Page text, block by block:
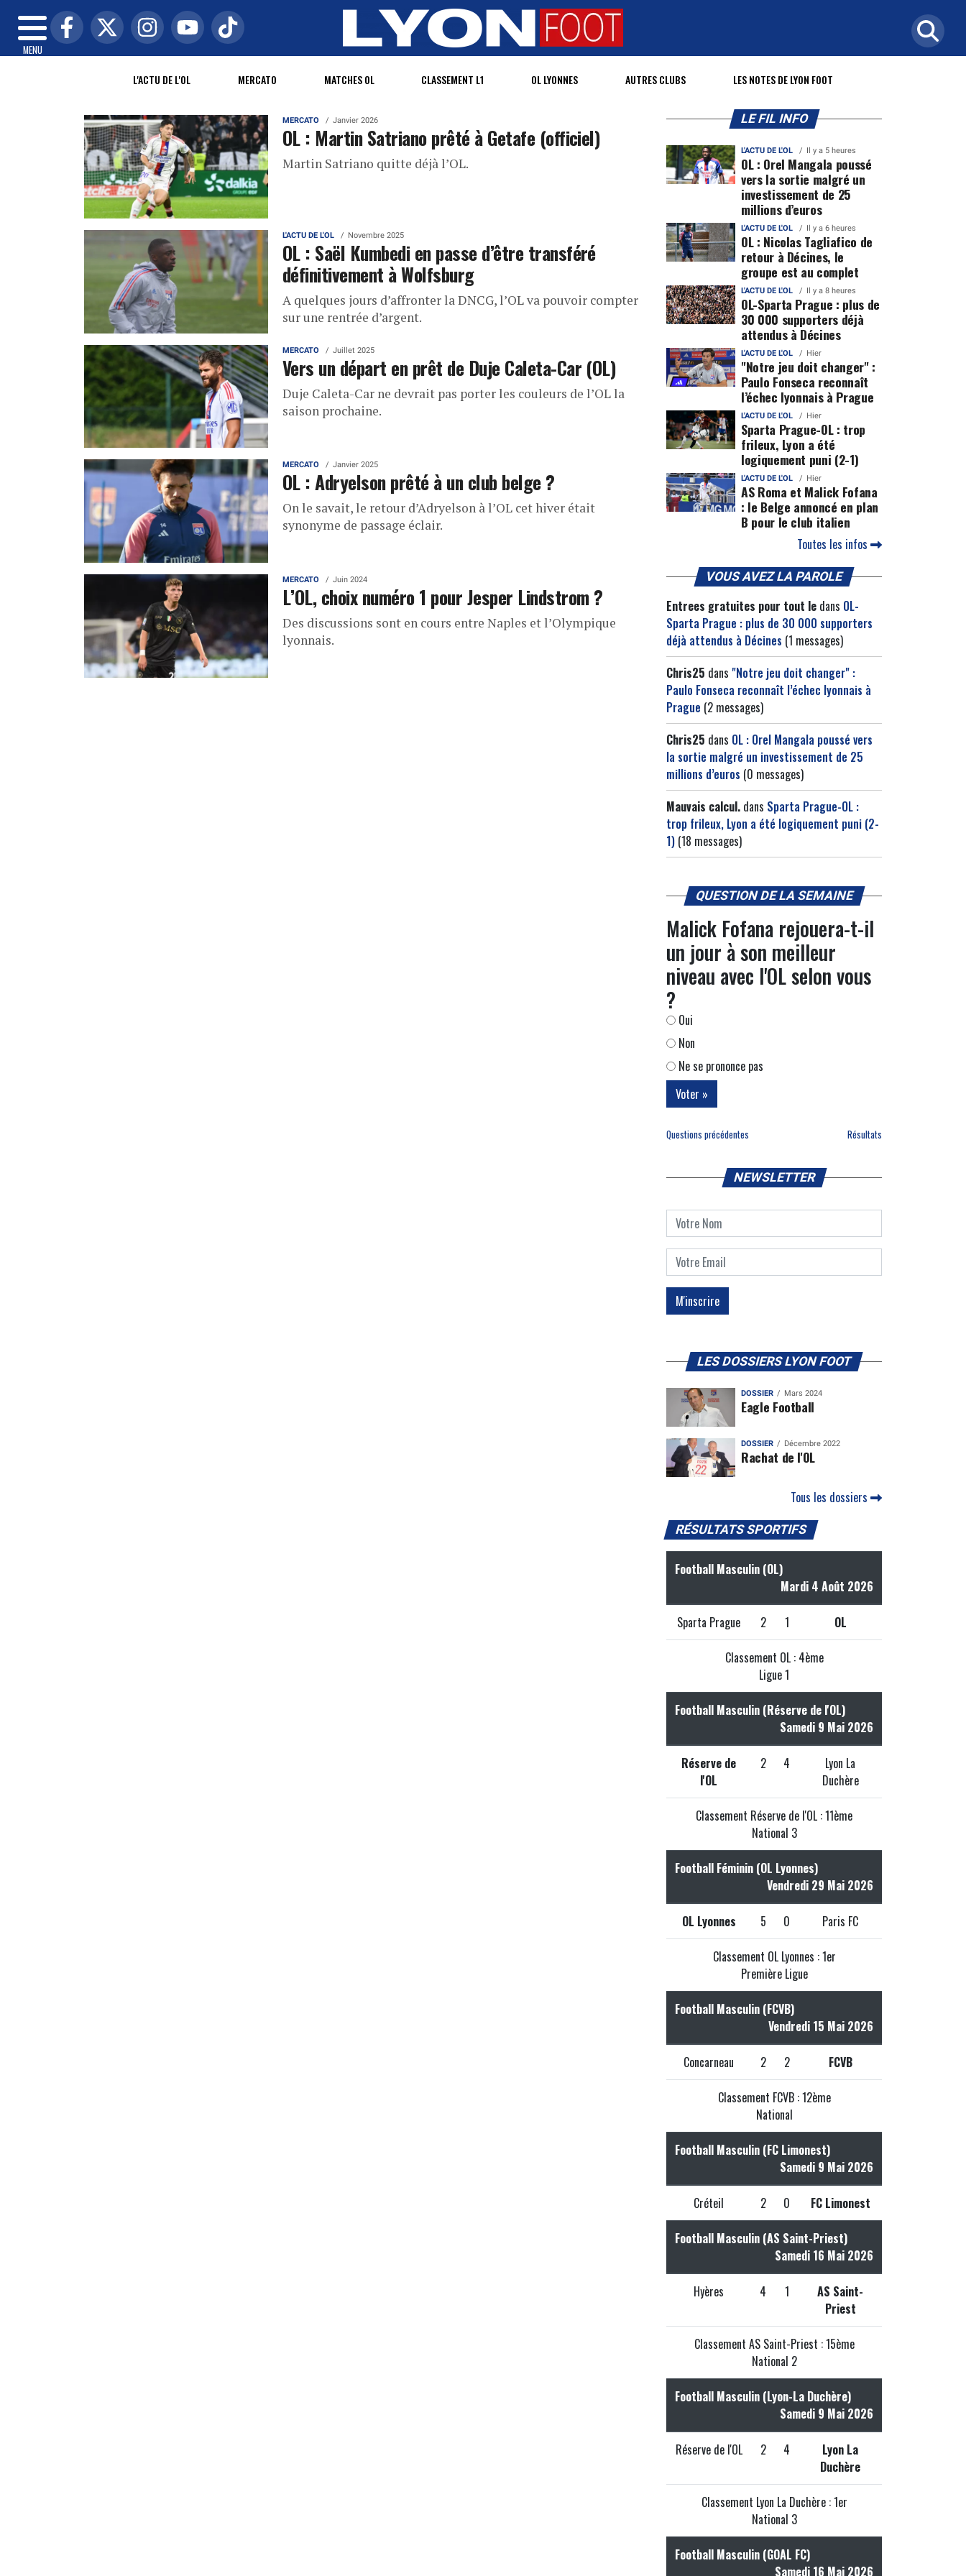
MENU
L'ACTU DE L'OL MERCATO MATCHES OL CLASSEMENT L1 OL LYONNES AUTRES CLUBS LES NOTES DE LYON FOOT
MERCATO Janvier 2026
OL : Martin Satriano prêté à Getafe (officiel)
Martin Satriano quitte déjà l’OL.
L'ACTU DE L'OL Novembre 2025
OL : Saël Kumbedi en passe d’être transféré
définitivement à Wolfsburg
A quelques jours d’affronter la DNCG, l’OL va pouvoir compter
sur une rentrée d’argent.
MERCATO Juillet 2025
Vers un départ en prêt de Duje Caleta-Car (OL)
Duje Caleta-Car ne devrait pas porter les couleurs de l’OL la
saison prochaine.
MERCATO Janvier 2025
OL : Adryelson prêté à un club belge ?
On le savait, le retour d’Adryelson à l’OL cet hiver était
synonyme de passage éclair.
MERCATO Juin 2024
L’OL, choix numéro 1 pour Jesper Lindstrom ?
Des discussions sont en cours entre Naples et l’Olympique
lyonnais.
LE FIL INFO
L'ACTU DE L'OL Il y a 5 heures
OL : Orel Mangala poussé
vers la sortie malgré un
investissement de 25
millions d’euros
L'ACTU DE L'OL Il y a 6 heures
OL : Nicolas Tagliafico de
retour à Décines, le
groupe est au complet
L'ACTU DE L'OL Il y a 8 heures
OL-Sparta Prague : plus de
30 000 supporters déjà
attendus à Décines
L'ACTU DE L'OL Hier
"Notre jeu doit changer" :
Paulo Fonseca reconnaît
l’échec lyonnais à Prague
L'ACTU DE L'OL Hier
Sparta Prague-OL : trop
frileux, Lyon a été
logiquement puni (2-1)
L'ACTU DE L'OL Hier
AS Roma et Malick Fofana
: le Belge annoncé en plan
B pour le club italien
Toutes les infos
VOUS AVEZ LA PAROLE
Entrees gratuites pour tout le dans OL-
Sparta Prague : plus de 30 000 supporters
déjà attendus à Décines (1 messages)
Chris25 dans "Notre jeu doit changer" :
Paulo Fonseca reconnaît l’échec lyonnais à
Prague (2 messages)
Chris25 dans OL : Orel Mangala poussé vers
la sortie malgré un investissement de 25
millions d’euros (0 messages)
Mauvais calcul. dans Sparta Prague-OL :
trop frileux, Lyon a été logiquement puni (2-
1) (18 messages)
QUESTION DE LA SEMAINE
Malick Fofana rejouera-t-il
un jour à son meilleur
niveau avec l'OL selon vous
?
Oui
Non
Ne se prononce pas
Questions précédentes Résultats
NEWSLETTER
LES DOSSIERS LYON FOOT
DOSSIER Mars 2024
Eagle Football
DOSSIER Décembre 2022
Rachat de l'OL
Tous les dossiers
RÉSULTATS SPORTIFS
Football Masculin (OL)
Mardi 4 Août 2026
Sparta Prague 2 1 OL
Classement OL : 4ème
Ligue 1
Football Masculin (Réserve de l'OL)
Samedi 9 Mai 2026
Réserve de
l'OL
2 4
Lyon La
Duchère
Classement Réserve de l'OL : 11ème
National 3
Football Féminin (OL Lyonnes)
Vendredi 29 Mai 2026
OL Lyonnes 5 0 Paris FC
Classement OL Lyonnes : 1er
Première Ligue
Football Masculin (FCVB)
Vendredi 15 Mai 2026
Concarneau 2 2 FCVB
Classement FCVB : 12ème
National
Football Masculin (FC Limonest)
Samedi 9 Mai 2026
Créteil 2 0 FC Limonest
Football Masculin (AS Saint-Priest)
Samedi 16 Mai 2026
Hyères 4 1
AS Saint-
Priest
Classement AS Saint-Priest : 15ème
National 2
Football Masculin (Lyon-La Duchère)
Samedi 9 Mai 2026
Réserve de l'OL 2 4
Lyon La
Duchère
Classement Lyon La Duchère : 1er
National 3
Football Masculin (GOAL FC)
Samedi 16 Mai 2026